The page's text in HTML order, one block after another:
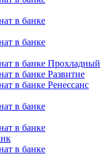
в банке
в банке
в банке Прохладный
в банке Развитие
в банке Ренессанс
в банке
в банке
в банке